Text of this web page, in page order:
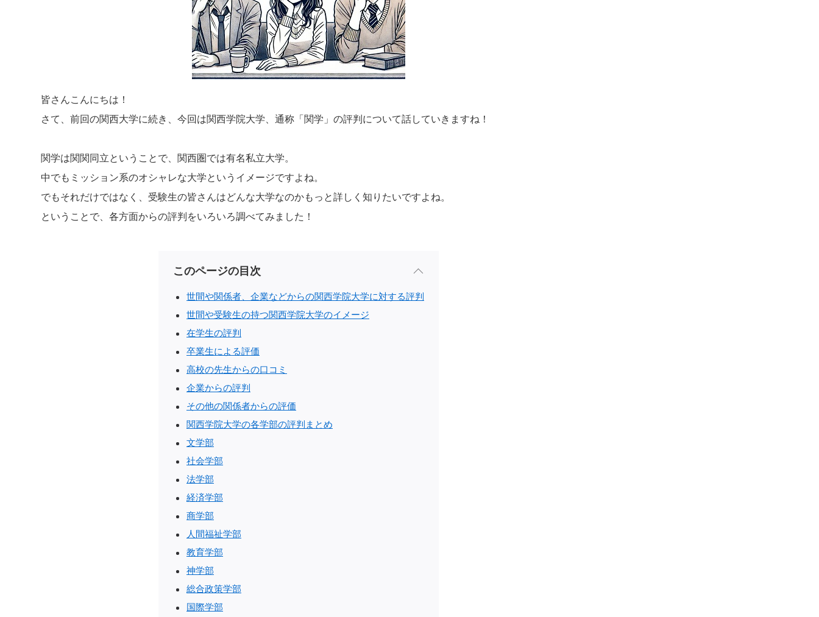
皆さんこんにちは！
さて、前回の関西大学に続き、今回は関西学院大学、通称「関学」の評判について話していきますね！
関学は関関同立ということで、関西圏では有名私立大学。
中でもミッション系のオシャレな大学というイメージですよね。
でもそれだけではなく、受験生の皆さんはどんな大学なのかもっと詳しく知りたいですよね。
ということで、各方面からの評判をいろいろ調べてみました！
このページの目次
世間や関係者、企業などからの関西学院大学に対する評判
世間や受験生の持つ関西学院大学のイメージ
在学生の評判
卒業生による評価
高校の先生からの口コミ
企業からの評判
その他の関係者からの評価
関西学院大学の各学部の評判まとめ
文学部
社会学部
法学部
経済学部
商学部
人間福祉学部
教育学部
神学部
総合政策学部
国際学部